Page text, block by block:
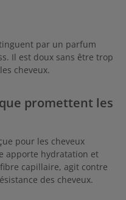
par un parfum
Il est doux sans être trop
cheveux.
promettent les
pour les cheveux
apporte hydratation et
capillaire, agit contre
des cheveux.